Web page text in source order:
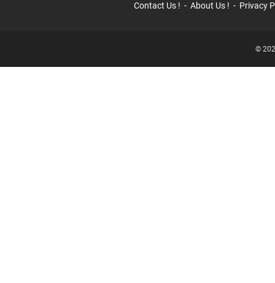
Contact Us ! About Us ! Privacy
©